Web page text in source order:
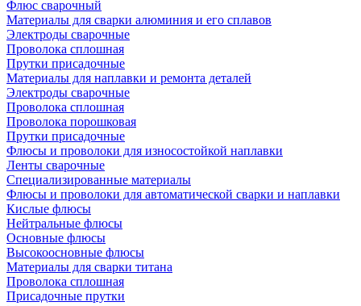
Флюс сварочный
Материалы для сварки алюминия и его сплавов
Электроды сварочные
Проволока сплошная
Прутки присадочные
Материалы для наплавки и ремонта деталей
Электроды сварочные
Проволока сплошная
Проволока порошковая
Прутки присадочные
Флюсы и проволоки для износостойкой наплавки
Ленты сварочные
Специализированные материалы
Флюсы и проволоки для автоматической сварки и наплавки
Кислые флюсы
Нейтральные флюсы
Основные флюсы
Высокоосновные флюсы
Материалы для сварки титана
Проволока сплошная
Присадочные прутки